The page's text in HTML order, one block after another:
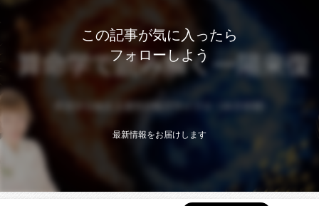
この記事が気に入ったら
フォローしよう
最新情報をお届けします